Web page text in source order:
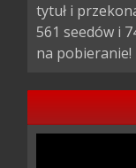
tytuł i
561 seedów i
na pobieranie!